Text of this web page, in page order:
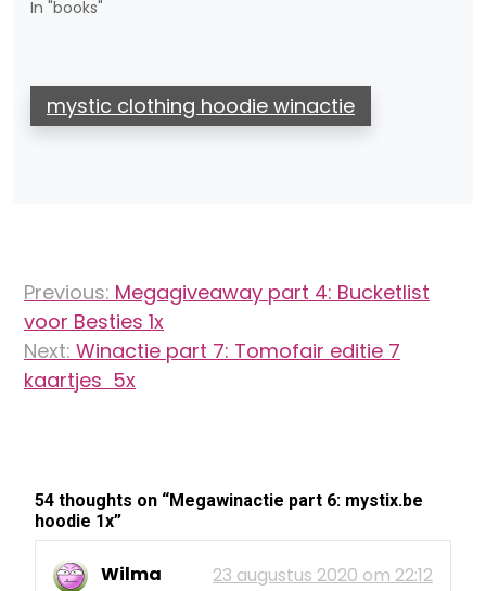
In "books"
mystic clothing hoodie winactie
navigatie
Previous: Megagiveaway part 4: Bucketlist
voor Besties 1x
Next: Winactie part 7: Tomofair editie 7
kaartjes 5x
54 thoughts on “Megawinactie part 6: mystix.be
hoodie 1x”
Wilma
23 augustus 2020 om 22:12